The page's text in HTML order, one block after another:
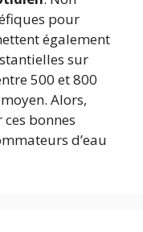
pour
également
sur
500 et 800
Alors,
bonnes
d’eau